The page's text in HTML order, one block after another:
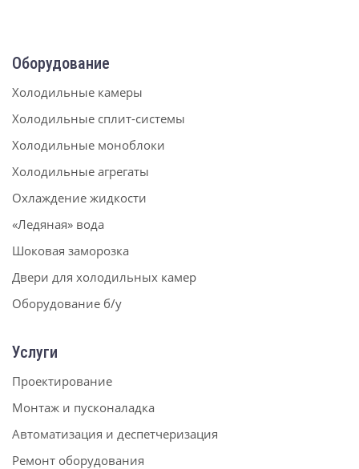
Оборудование
Холодильные камеры
Холодильные сплит-системы
Холодильные моноблоки
Холодильные агрегаты
Охлаждение жидкости
«Ледяная» вода
Шоковая заморозка
Двери для холодильных камер
Оборудование б/у
Услуги
Проектирование
Монтаж и пусконаладка
Автоматизация и деспетчеризация
Ремонт оборудования